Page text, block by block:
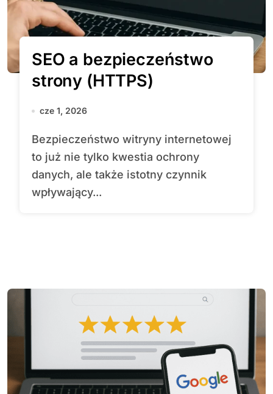
SEO a bezpieczeństwo
strony (HTTPS)
cze 1, 2026
Bezpieczeństwo witryny internetowej
to już nie tylko kwestia ochrony
danych, ale także istotny czynnik
wpływający...